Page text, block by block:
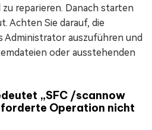
reparieren. Danach starten
Achten Sie darauf, die
Administrator auszuführen und
oder ausstehenden
„SFC /scannow
Operation nicht